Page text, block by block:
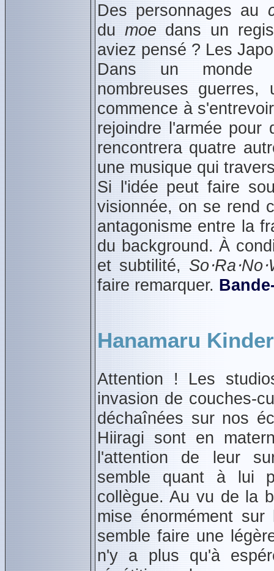
Des personnages au
du moe dans un
aviez pensé ? Les
Dans un monde
nombreuses
commence à
rejoindre l'armée pour
rencontrera quatre
une musique qui
Si l'idée peut faire
visionnée, on se rend
antagonisme entre la
du background. À
et subtilité,
faire remarquer.
Hanamaru
Attention ! Les
invasion de
déchaînées sur nos
Hiiragi sont en
l'attention de leur
semble quant à lui
collègue. Au vu de la
mise énormément
semble faire une
n'y a plus qu'à